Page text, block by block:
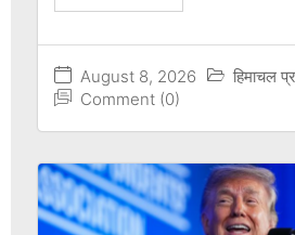
August 8, 2026
हिमाचल
Comment (0)